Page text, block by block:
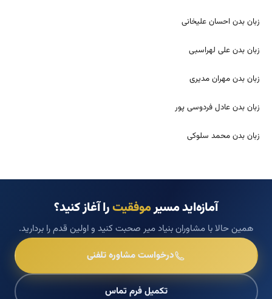
زبان بدن احسان علیخانی
زبان بدن علی لهراسبی
زبان بدن مهران مدیری
زبان بدن عادل فردوسی پور
زبان بدن محمد سلوکی
آمازه‌اید مسیرموفقیترا آغاز کنید؟
همین حالا با مشاوران بنیاد میر صحبت کنید و اولین قدم را بردارید.
درخواست مشاوره تلفنی
تکمیل فرم تماس